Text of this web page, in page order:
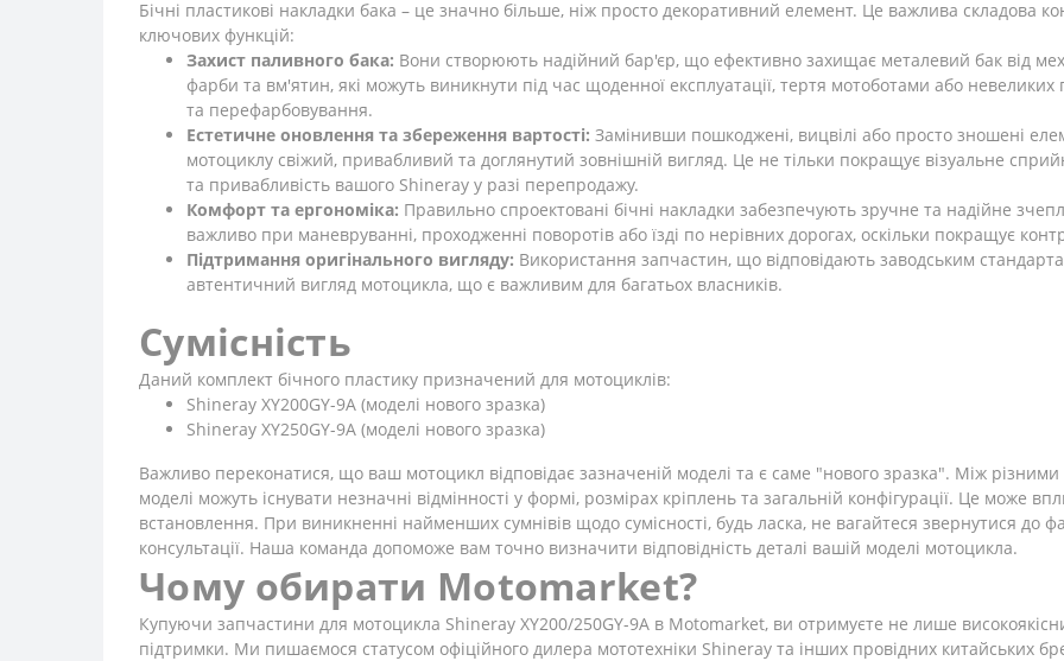
Бічні пластикові накладки бака – це значно більше, ніж просто декоративний елемент. Це важлива складова
ключових функцій:
Захист паливного бака: Вони створюють надійний бар'єр, що ефективно захищає металевий бак від
фарби та вм'ятин, які можуть виникнути під час щоденної експлуатації, тертя мотоботами або
та перефарбовування.
Естетичне оновлення та збереження вартості: Замінивши пошкоджені, вицвілі або просто зношені
мотоциклу свіжий, привабливий та доглянутий зовнішній вигляд. Це не тільки покращує візуальне
та привабливість вашого Shineray у разі перепродажу.
Комфорт та ергономіка: Правильно спроектовані бічні накладки забезпечують зручне та надійне
важливо при маневруванні, проходженні поворотів або їзді по нерівних дорогах, оскільки покращує
Підтримання оригінального вигляду: Використання запчастин, що відповідають заводським
автентичний вигляд мотоцикла, що є важливим для багатьох власників.
Сумісність
Даний комплект бічного пластику призначений для мотоциклів:
Shineray XY200GY-9A (моделі нового зразка)
Shineray XY250GY-9A (моделі нового зразка)
Важливо переконатися, що ваш мотоцикл відповідає зазначеній моделі та є саме "нового зразка". Між різними
моделі можуть існувати незначні відмінності у формі, розмірах кріплень та загальній конфігурації. Це може
встановлення. При виникненні найменших сумнівів щодо сумісності, будь ласка, не вагайтеся звернутися до
консультації. Наша команда допоможе вам точно визначити відповідність деталі вашій моделі мотоцикла.
Чому обирати Motomarket?
Купуючи запчастини для мотоцикла Shineray XY200/250GY-9A в Motomarket, ви отримуєте не лише
підтримки. Ми пишаємося статусом офіційного дилера мототехніки Shineray та інших провідних китайських